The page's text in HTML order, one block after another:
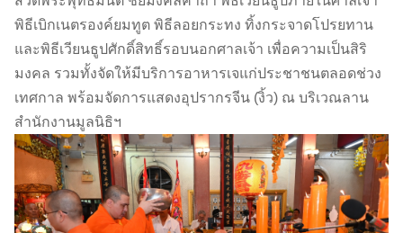
พิธีเบิกเนตรองค์ยมทูต พิธีลอยกระทง ทิ้งกระจาดโปรยทาน
และพิธีเวียนธูปศักดิ์สิทธิ์รอบนอกศาลเจ้า เพื่อความเป็นสิริ
มงคล รวมทั้งจัดให้มีบริการอาหารเจแก่ประชาชนตลอดช่วง
เทศกาล พร้อมจัดการแสดงอุปรากรจีน (งิ้ว) ณ บริเวณลาน
สำนักงานมูลนิธิฯ